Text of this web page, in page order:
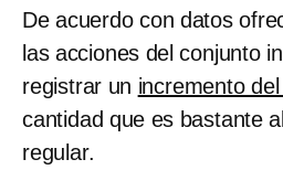
De acuerdo con datos
las acciones del conjunto
registrar un incremento
cantidad que es bastante
regular.